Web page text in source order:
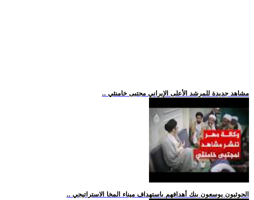
.. مشاهد جديدة للمرشد الأعلى الإيراني مجتبى خامنئي
.. الحوثيون يوسعون بنك أهدافهم باستهداف ميناء المخا الاستراتيجي